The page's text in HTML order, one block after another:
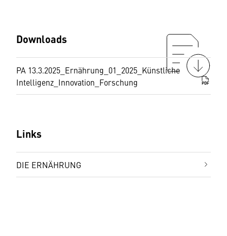
Downloads
PA 13.3.2025_Ernährung_01_2025_Künstliche
Intelligenz_Innovation_Forschung
PDF
Links
DIE ERNÄHRUNG